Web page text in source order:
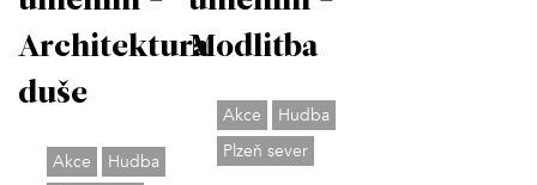
Architektura
duše
Akce
Hudba
Modlitba
Akce
Hudba
Plzeň sever